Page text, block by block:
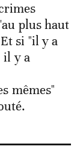
plus haut
si "il y a
il y a
mêmes"